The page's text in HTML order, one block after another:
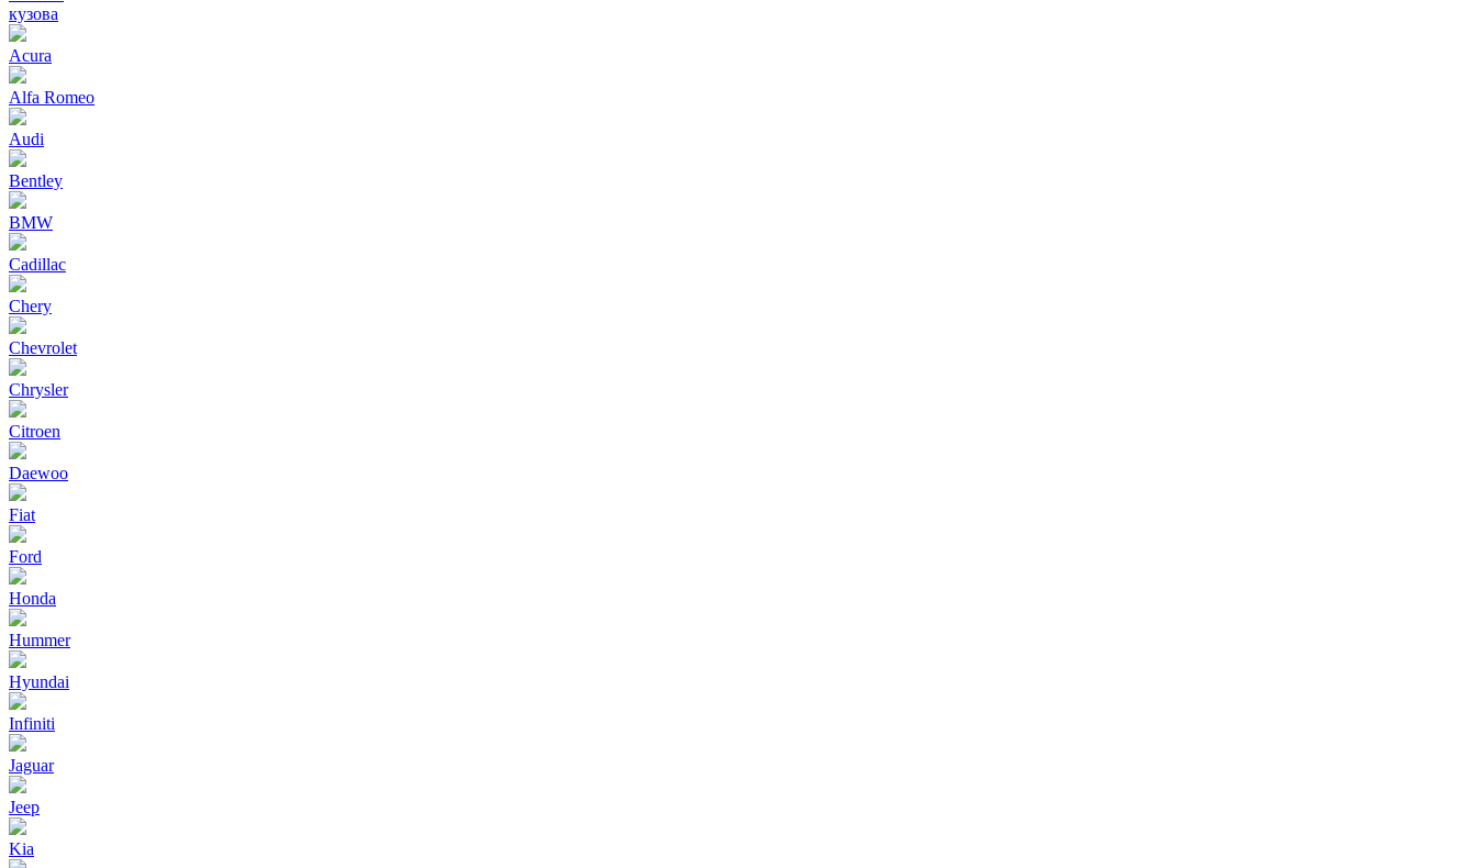
кузова
Acura
Alfa Romeo
Audi
Bentley
BMW
Cadillac
Chery
Chevrolet
Chrysler
Citroen
Daewoo
Fiat
Ford
Honda
Hummer
Hyundai
Infiniti
Jaguar
Jeep
Kia